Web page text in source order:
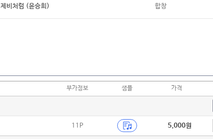
제비처럼 (윤승희) 합창
졸업 (달담) 합창
졸업 (박진영) 합창
부가정보 샘플 가격
11P 5,000원